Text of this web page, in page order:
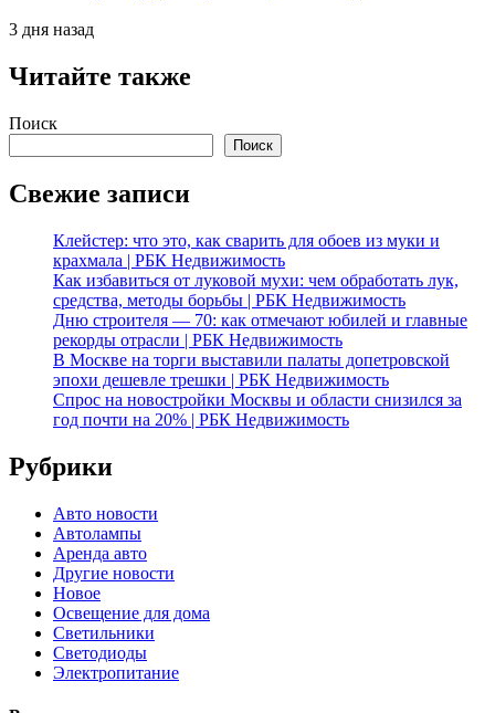
3 дня назад
Читайте также
Поиск
Поиск
Свежие записи
Клейстер: что это, как сварить для обоев из муки и
крахмала | РБК Недвижимость
Как избавиться от луковой мухи: чем обработать лук,
средства, методы борьбы | РБК Недвижимость
Дню строителя — 70: как отмечают юбилей и главные
рекорды отрасли | РБК Недвижимость
В Москве на торги выставили палаты допетровской
эпохи дешевле трешки | РБК Недвижимость
Спрос на новостройки Москвы и области снизился за
год почти на 20% | РБК Недвижимость
Рубрики
Авто новости
Автолампы
Аренда авто
Другие новости
Новое
Освещение для дома
Светильники
Светодиоды
Электропитание